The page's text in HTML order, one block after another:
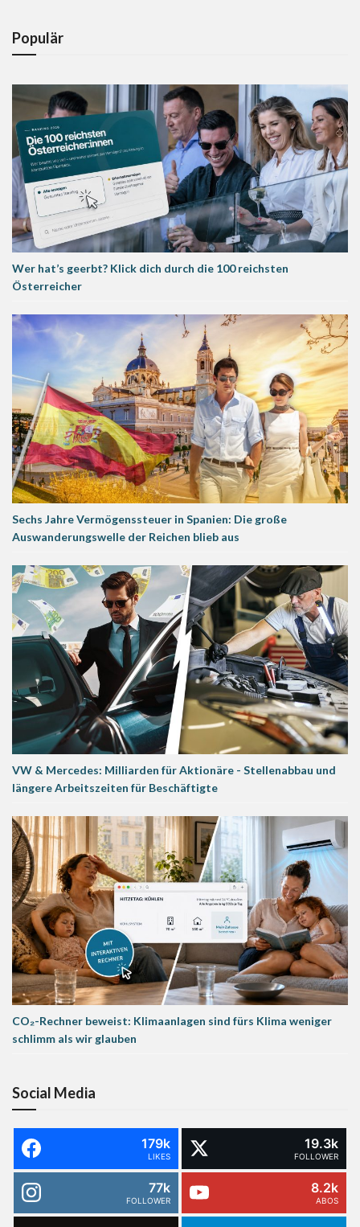
Populär
Wer hat’s geerbt? Klick dich durch die 100 reichsten
Österreicher
Sechs Jahre Vermögenssteuer in Spanien: Die große
Auswanderungswelle der Reichen blieb aus
VW & Mercedes: Milliarden für Aktionäre - Stellenabbau und
längere Arbeitszeiten für Beschäftigte
CO₂-Rechner beweist: Klimaanlagen sind fürs Klima weniger
schlimm als wir glauben
Social Media
179k
LIKES
19.3k
FOLLOWER
77k
FOLLOWER
8.2k
ABOS